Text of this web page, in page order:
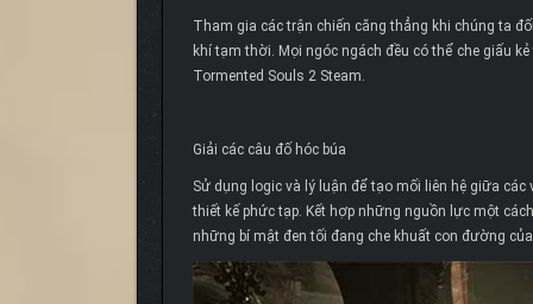
Tham gia các trận chiến căng thẳng khi chúng ta
khí tạm thời. Mọi ngóc ngách đều có thể che giấu
Tormented Souls 2 Steam.
Giải các câu đố hóc búa
Sử dụng logic và lý luận để tạo mối liên hệ giữa
thiết kế phức tạp. Kết hợp những nguồn lực một
những bí mật đen tối đang che khuất con đường